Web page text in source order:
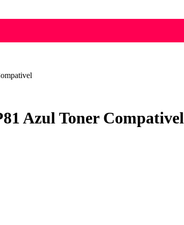
Azul Toner Compativel